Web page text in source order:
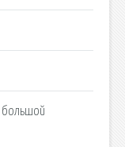
большой